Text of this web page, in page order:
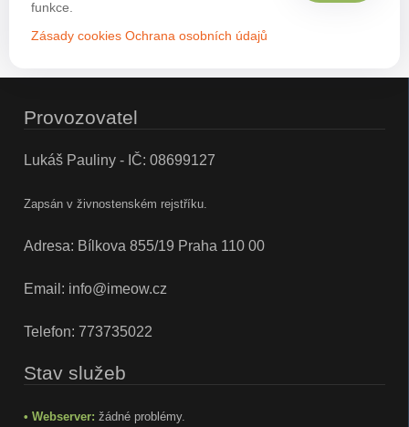
funkce.
Zásady cookies Ochrana osobních údajů
Provozovatel
Lukáš Pauliny - IČ: 08699127
Zapsán v živnostenském rejstříku.
Adresa: Bílkova 855/19 Praha 110 00
Email: info@imeow.cz
Telefon: 773735022
Stav služeb
• Webserver: žádné problémy.